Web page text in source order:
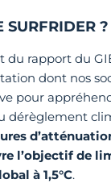
SURFRIDER ?
du rapport du
dont nos
pour
dérèglement
l’objectif de
à 1,5°C.